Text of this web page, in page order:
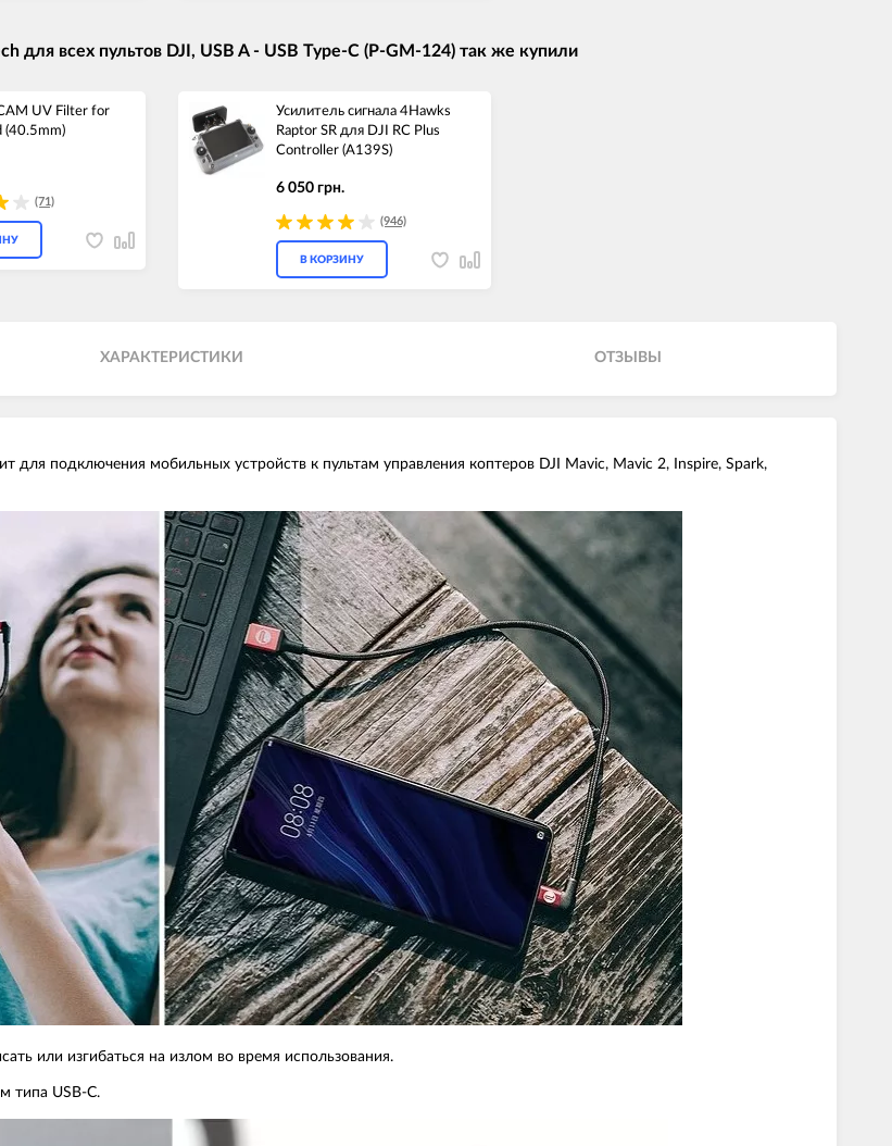
для всех пультов DJI, USB A - USB Type-C (P-GM-124) так же купили
UV Filter for
(40.5mm)
(71)
Усилитель сигнала 4Hawks
Raptor SR для DJI RC Plus
Controller (A139S)
6 050 грн.
(946)
В КОРЗИНУ
ХАРАКТЕРИСТИКИ ОТЗЫВЫ
для подключения мобильных устройств к пультам управления коптеров DJI Mavic, Mavic 2, Inspire, Spark,
или изгибаться на излом во время использования.
типа USB-C.